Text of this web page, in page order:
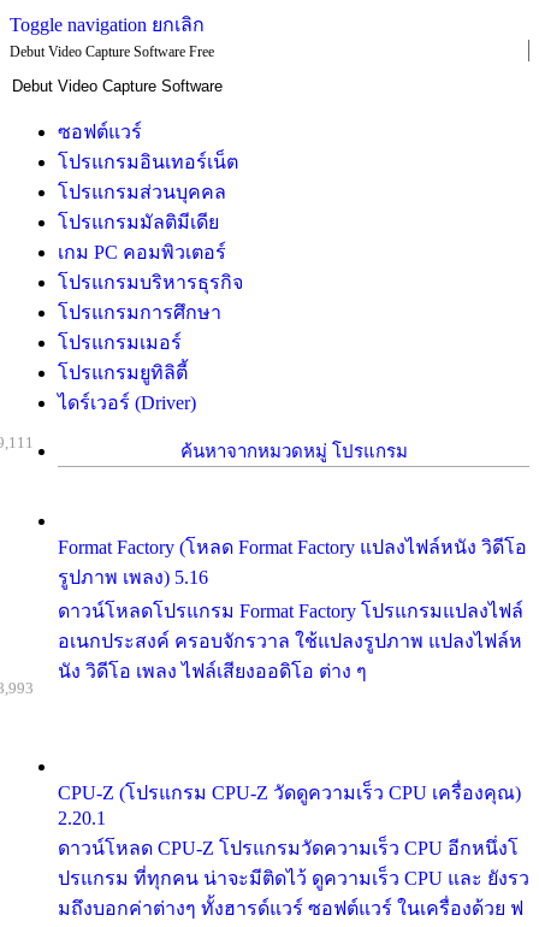
Toggle navigation ยกเลิก
Debut Video Capture Software Free
ซอฟต์แวร์
โปรแกรมอินเทอร์เน็ต
โปรแกรมส่วนบุคคล
โปรแกรมมัลติมีเดีย
เกม PC คอมพิวเตอร์
โปรแกรมบริหารธุรกิจ
โปรแกรมการศึกษา
โปรแกรมเมอร์
โปรแกรมยูทิลิตี้
ไดร์เวอร์ (Driver)
ค้นหาจากหมวดหมู่ โปรแกรม
Format Factory (โหลด Format Factory แปลงไฟล์หนัง วิดีโอ
รูปภาพ เพลง) 5.16
ดาวน์โหลดโปรแกรม Format Factory โปรแกรมแปลงไฟล์
อเนกประสงค์ ครอบจักรวาล ใช้แปลงรูปภาพ แปลงไฟล์ห
นัง วิดีโอ เพลง ไฟล์เสียงออดิโอ ต่าง ๆ
CPU-Z (โปรแกรม CPU-Z วัดดูความเร็ว CPU เครื่องคุณ)
2.20.1
ดาวน์โหลด CPU-Z โปรแกรมวัดความเร็ว CPU อีกหนึ่งโ
ปรแกรม ที่ทุกคน น่าจะมีติดไว้ ดูความเร็ว CPU และ ยังรว
มถึงบอกค่าต่างๆ ทั้งฮารด์แวร์ ซอฟต์แวร์ ในเครื่องด้วย ฟ